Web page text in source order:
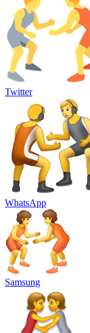
Twitter
WhatsApp
Samsung